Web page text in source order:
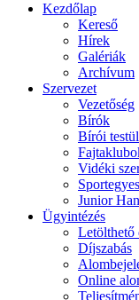
Kezdőlap
Kereső
Hírek
Galériák
Archívum
Szervezet
Vezetőség
Bírók
Bírói
Vidéki
Junior
Ügyintézés
Letölthető
Díjszabás
Online